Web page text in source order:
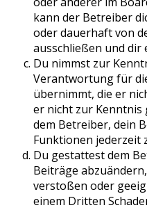
kann der Betreiber
oder dauerhaft von
ausschließen und dir
Du nimmst zur
Verantwortung für
übernimmt, die er
er nicht zur Kenntnis
dem Betreiber, dein
Funktionen jederzeit
Du gestattest dem
Beiträge
verstoßen oder
einem Dritten